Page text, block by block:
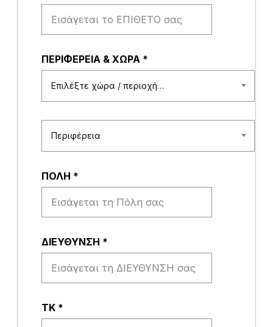
ΠΕΡΙΦΕΡΕΙΑ & ΧΩΡΑ *
Επιλέξτε χώρα / περιοχή…
Περιφέρεια
ΠΟΛΗ *
ΔΙΕΥΘΥΝΣΗ *
ΤΚ *